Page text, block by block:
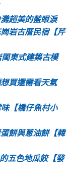
超美的藍眼淚
岩古厝民宿【芹
東式建築古樸
買還需看天氣
【橋仔魚村小
餅與蔥油餅【韓
五色地瓜餃【發